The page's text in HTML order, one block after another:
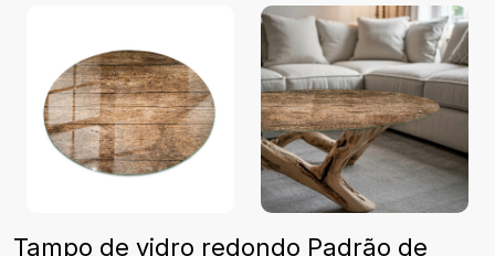
Tampo de vidro redondo Padrão de